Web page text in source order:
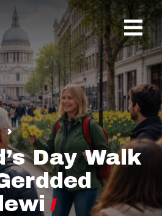
OPEN
Day Walk